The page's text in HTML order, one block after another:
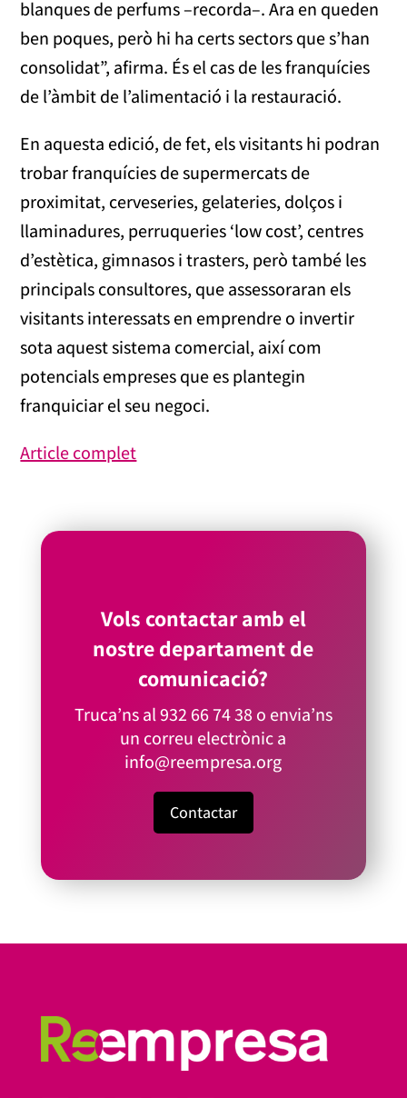
blanques de perfums –recorda–. Ara en queden
ben poques, però hi ha certs sectors que s’han
consolidat”, afirma. És el cas de les franquícies
de l’àmbit de l’alimentació i la restauració.
En aquesta edició, de fet, els visitants hi podran
trobar franquícies de supermercats de
proximitat, cerveseries, gelateries, dolços i
llaminadures, perruqueries ‘low cost’, centres
d’estètica, gimnasos i trasters, però també les
principals consultores, que assessoraran els
visitants interessats en emprendre o invertir
sota aquest sistema comercial, així com
potencials empreses que es plantegin
franquiciar el seu negoci.
Article complet
Vols contactar amb el
nostre departament de
comunicació?
Truca’ns al932 66 74 38o envia’ns
un correu electrònic a
info@reempresa.org
Contactar